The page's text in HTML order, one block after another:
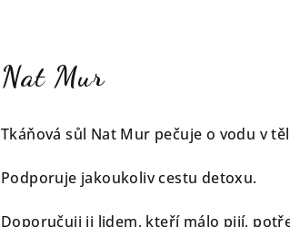
Nat Mur
Tkáňová sůl Nat Mur pečuje o vodu v
Podporuje jakoukoliv cestu detoxu.
Doporučuji ji lidem, kteří málo pijí,